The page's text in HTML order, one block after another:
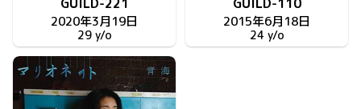
GUILD-221
2020年3月19日
29 y/o
GUILD-110
2015年6月18日
24 y/o